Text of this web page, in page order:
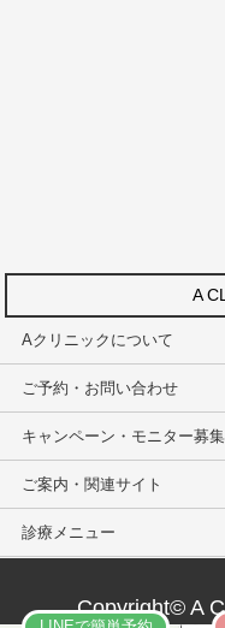
A
Aクリニックについて
ご予約・お問い合わせ
キャンペーン・モニター募集
ご案内・関連サイト
診療メニュー
Copyright© A